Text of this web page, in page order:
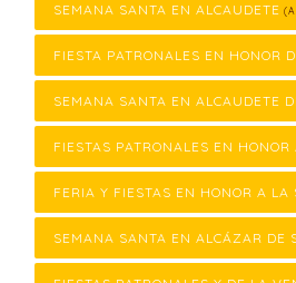
SEMANA SANTA EN ALCAUDETE
FIESTA PATRONALES EN HONOR
SEMANA SANTA EN ALCAUDETE
FIESTAS PATRONALES EN
FERIA Y FIESTAS EN HONOR A
SEMANA SANTA EN ALCÁZAR DE